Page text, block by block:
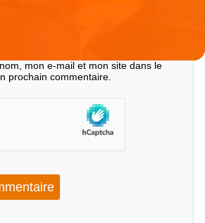
mon e-mail et mon site dans le
prochain commentaire.